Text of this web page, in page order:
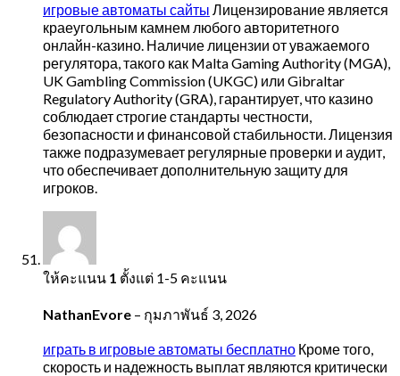
игровые автоматы сайты Лицензирование является
краеугольным камнем любого авторитетного
онлайн-казино. Наличие лицензии от уважаемого
регулятора, такого как Malta Gaming Authority (MGA),
UK Gambling Commission (UKGC) или Gibraltar
Regulatory Authority (GRA), гарантирует, что казино
соблюдает строгие стандарты честности,
безопасности и финансовой стабильности. Лицензия
также подразумевает регулярные проверки и аудит,
что обеспечивает дополнительную защиту для
игроков.
ให้คะแนน 1 ตั้งแต่ 1-5 คะแนน
NathanEvore – กุมภาพันธ์ 3, 2026
играть в игровые автоматы бесплатно Кроме того,
скорость и надежность выплат являются критически